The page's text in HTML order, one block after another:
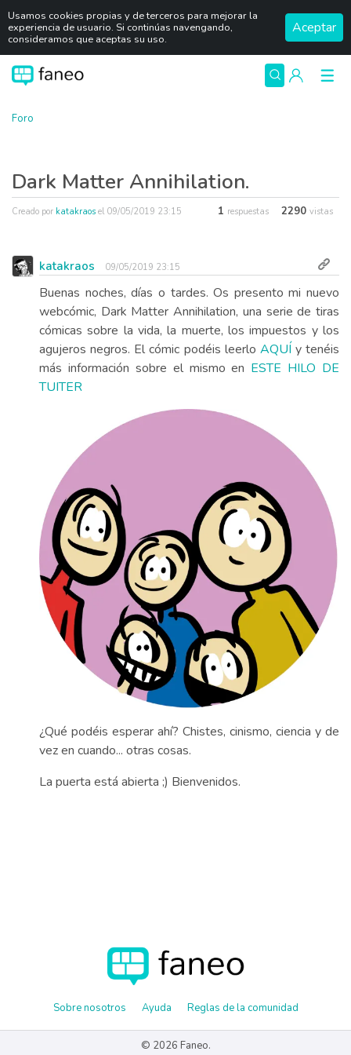
Usamos cookies propias y de terceros para mejorar la
experiencia de usuario. Si continúas navengando,
consideramos que aceptas su uso.
Aceptar
Foro
Dark Matter Annihilation.
Creado por katakraos el 09/05/2019 23:15 1 respuestas 2290 vistas
katakraos 09/05/2019 23:15
Buenas noches, días o tardes. Os presento mi nuevo
webcómic, Dark Matter Annihilation, una serie de tiras
cómicas sobre la vida, la muerte, los impuestos y los
agujeros negros. El cómic podéis leerlo AQUÍ y tenéis
más información sobre el mismo en ESTE HILO DE
TUITER
¿Qué podéis esperar ahí? Chistes, cinismo, ciencia y de
vez en cuando... otras cosas.
La puerta está abierta ;) Bienvenidos.
Sobre nosotros Ayuda Reglas de la comunidad
© 2026 Faneo.